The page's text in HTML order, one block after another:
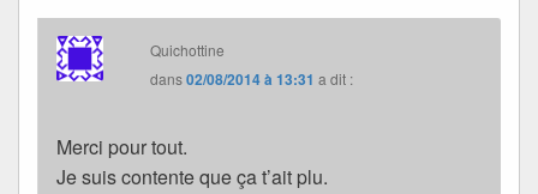
Quichottine
dans02/08/2014 à 13:31 a dit :
Merci pour tout.
Je suis contente que ça t’ait plu.